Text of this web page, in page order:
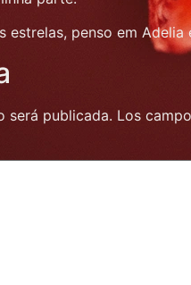
estrelas, penso em Adelia
será publicada. Los